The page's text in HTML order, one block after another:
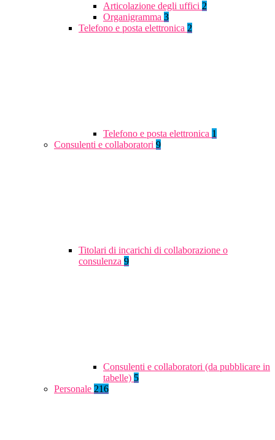
Articolazione degli uffici 2
Organigramma 3
Telefono e posta elettronica 2
Telefono e posta elettronica 1
Consulenti e collaboratori 9
Titolari di incarichi di collaborazione o
consulenza 9
Consulenti e collaboratori (da pubblicare in
tabelle) 5
Personale 216